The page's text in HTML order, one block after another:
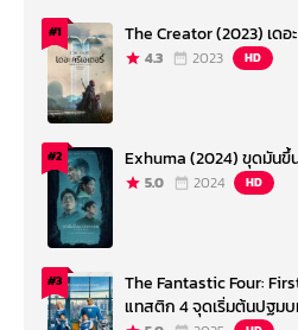
#1 The Creator (2023) เดอ
4.3 2023 HD
#2 Exhuma (2024) ขุดมันขึ้
5.0 2024 HD
#3
The Fantastic Four:
แทสติก 4 จุดเริ่มต้นปฐมบ